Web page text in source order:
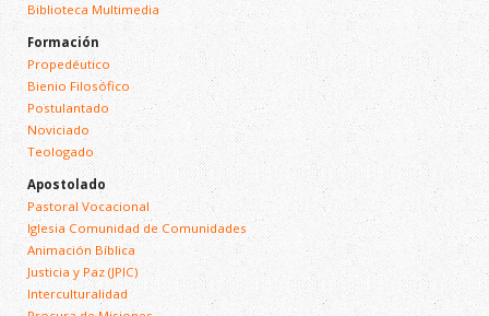
Biblioteca Multimedia
Formación
Propedéutico
Bienio Filosófico
Postulantado
Noviciado
Teologado
Apostolado
Pastoral Vocacional
Iglesia Comunidad de Comunidades
Animación Bíblica
Justicia y Paz (JPIC)
Interculturalidad